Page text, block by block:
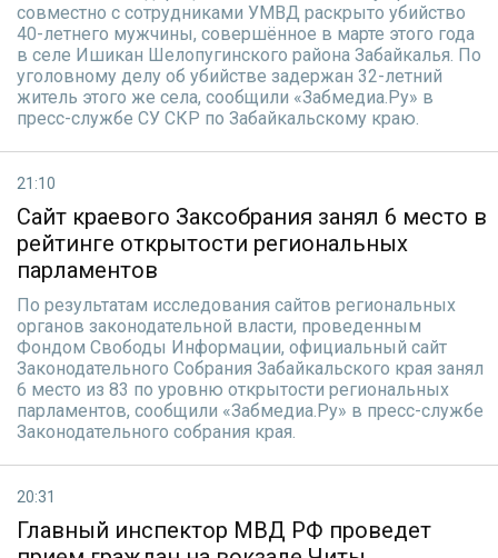
совместно с сотрудниками УМВД раскрыто убийство
40-летнего мужчины, совершённое в марте этого года
в селе Ишикан Шелопугинского района Забайкалья. По
уголовному делу об убийстве задержан 32-летний
житель этого же села, сообщили «Забмедиа.Ру» в
пресс-службе СУ СКР по Забайкальскому краю.
21:10
Сайт краевого Заксобрания занял 6 место в
рейтинге открытости региональных
парламентов
По результатам исследования сайтов региональных
органов законодательной власти, проведенным
Фондом Свободы Информации, официальный сайт
Законодательного Собрания Забайкальского края занял
6 место из 83 по уровню открытости региональных
парламентов, сообщили «Забмедиа.Ру» в пресс-службе
Законодательного собрания края.
20:31
Главный инспектор МВД РФ проведет